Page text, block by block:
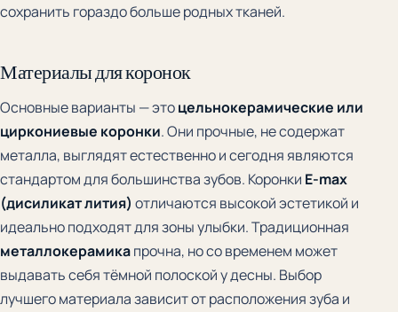
сохранить гораздо больше родных тканей.
Материалы для коронок
Основные варианты — этоцельнокерамические или
циркониевые коронки. Они прочные, не содержат
металла, выглядят естественно и сегодня являются
стандартом для большинства зубов. Коронки E-max
(дисиликат лития) отличаются высокой эстетикой и
идеально подходят для зоны улыбки. Традиционная
металлокерамикапрочна, но со временем может
выдавать себя тёмной полоской у десны. Выбор
лучшего материала зависит от расположения зуба и